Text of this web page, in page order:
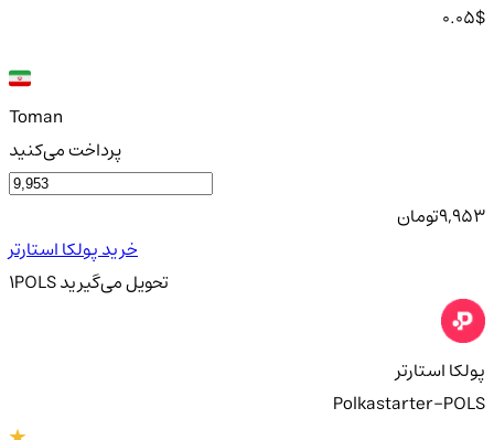
0.05$
Toman
پرداخت می‌کنید
9,953تومان
خرید پولکا استارتر
1POLS تحویلمی‌گیرید
پولکا استارتر
Polkastarter-POLS